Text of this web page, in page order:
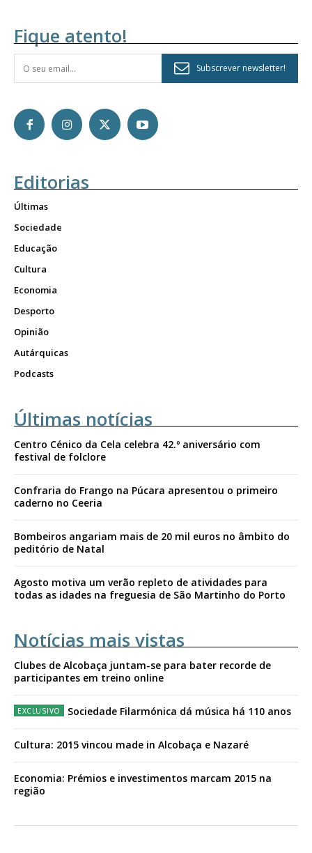
Fique atento!
Subscrever newsletter!
Editorias
Últimas
Sociedade
Educação
Cultura
Economia
Desporto
Opinião
Autárquicas
Podcasts
Últimas notícias
Centro Cénico da Cela celebra 42.º aniversário com
festival de folclore
Confraria do Frango na Púcara apresentou o primeiro
caderno no Ceeria
Bombeiros angariam mais de 20 mil euros no âmbito do
peditório de Natal
Agosto motiva um verão repleto de atividades para
todas as idades na freguesia de São Martinho do Porto
Notícias mais vistas
Clubes de Alcobaça juntam-se para bater recorde de
participantes em treino online
Sociedade Filarmónica dá música há 110 anos
Cultura: 2015 vincou made in Alcobaça e Nazaré
Economia: Prémios e investimentos marcam 2015 na
região